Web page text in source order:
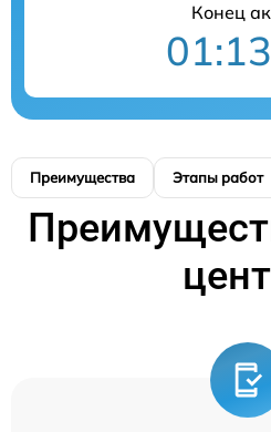
Конец
Преимущества Этапы работ